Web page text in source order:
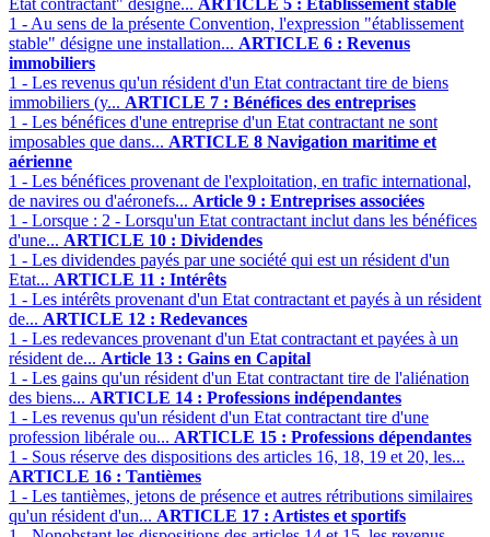
Etat contractant" désigne... ARTICLE 5 : Etablissement stable
1 - Au sens de la présente Convention, l'expression "établissement
stable" désigne une installation... ARTICLE 6 : Revenus
immobiliers
1 - Les revenus qu'un résident d'un Etat contractant tire de biens
immobiliers (y... ARTICLE 7 : Bénéfices des entreprises
1 - Les bénéfices d'une entreprise d'un Etat contractant ne sont
imposables que dans... ARTICLE 8 Navigation maritime et
aérienne
1 - Les bénéfices provenant de l'exploitation, en trafic international,
de navires ou d'aéronefs... Article 9 : Entreprises associées
1 - Lorsque : 2 - Lorsqu'un Etat contractant inclut dans les bénéfices
d'une... ARTICLE 10 : Dividendes
1 - Les dividendes payés par une société qui est un résident d'un
Etat... ARTICLE 11 : Intérêts
1 - Les intérêts provenant d'un Etat contractant et payés à un résident
de... ARTICLE 12 : Redevances
1 - Les redevances provenant d'un Etat contractant et payées à un
résident de... Article 13 : Gains en Capital
1 - Les gains qu'un résident d'un Etat contractant tire de l'aliénation
des biens... ARTICLE 14 : Professions indépendantes
1 - Les revenus qu'un résident d'un Etat contractant tire d'une
profession libérale ou... ARTICLE 15 : Professions dépendantes
1 - Sous réserve des dispositions des articles 16, 18, 19 et 20, les...
ARTICLE 16 : Tantièmes
1 - Les tantièmes, jetons de présence et autres rétributions similaires
qu'un résident d'un... ARTICLE 17 : Artistes et sportifs